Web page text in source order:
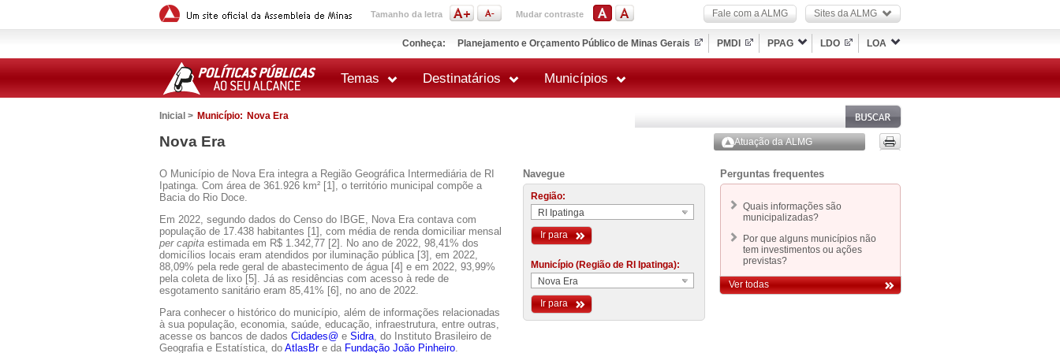
Tamanho da letra Mudar contraste Fale com a ALMG Sites da ALMG
Planejamento e Orçamento Público de Minas Gerais PMDI PPAG LDO LOA
Conheça:
Temas Destinatários Municípios
Inicial > Município: Nova Era
Nova Era Atuação da ALMG
O Município de Nova Era integra a Região Geográfica Intermediária de RI
Ipatinga. Com área de 361.926 km² [1], o território municipal compõe a
Bacia do Rio Doce.
Em 2022, segundo dados do Censo do IBGE, Nova Era contava com
população de 17.438 habitantes [1], com média de renda domiciliar mensal
per capita estimada em R$ 1.342,77 [2]. No ano de 2022, 98,41% dos
domicílios locais eram atendidos por iluminação pública [3], em 2022,
88,09% pela rede geral de abastecimento de água [4] e em 2022, 93,99%
pela coleta de lixo [5]. Já as residências com acesso à rede de
esgotamento sanitário eram 85,41% [6], no ano de 2022.
Para conhecer o histórico do município, além de informações relacionadas
à sua população, economia, saúde, educação, infraestrutura, entre outras,
acesse os bancos de dados Cidades@ e Sidra, do Instituto Brasileiro de
Geografia e Estatística, do AtlasBre da Fundação João Pinheiro.
Navegue
Região:
RI Ipatinga
Ir para
Município (Região de RI Ipatinga):
Nova Era
Ir para
Perguntas frequentes
Quais informações são
municipalizadas?
Por que alguns municípios não
tem investimentos ou ações
previstas?
Ver todas